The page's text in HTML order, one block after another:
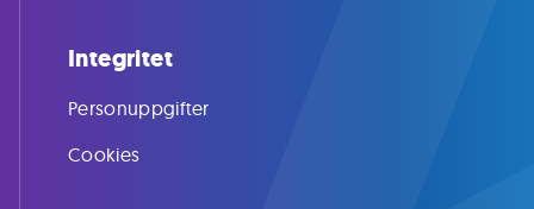
Integritet
Personuppgifter
Cookies